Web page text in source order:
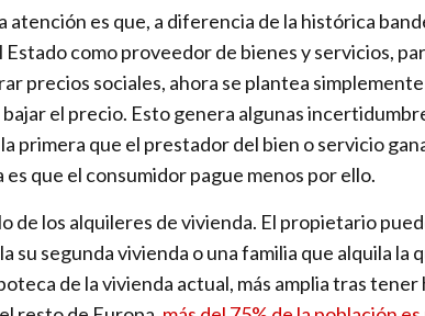
o
n
a
l
m
e
i
a
f
atención es que, a diferencia de la histórica
como proveedor de bienes y servicios,
precios sociales, ahora se plantea
el precio. Esto genera algunas
primera que el prestador del bien o servicio
es que el consumidor pague menos por ello.
de los alquileres de vivienda. El propietario
su segunda vivienda o una familia que alquila la
de la vivienda actual, más amplia tras